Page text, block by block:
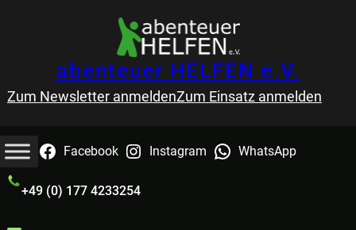
abenteuer HELFEN e.V.
Zum Newsletter anmeldenZum Einsatz anmelden
Facebook Instagram WhatsApp
+49 (0) 177 4233254